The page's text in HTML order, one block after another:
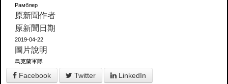
Рамблер
原新聞作者
原新聞日期
2019-04-22
圖片說明
烏克蘭軍隊
Facebook Twitter LinkedIn